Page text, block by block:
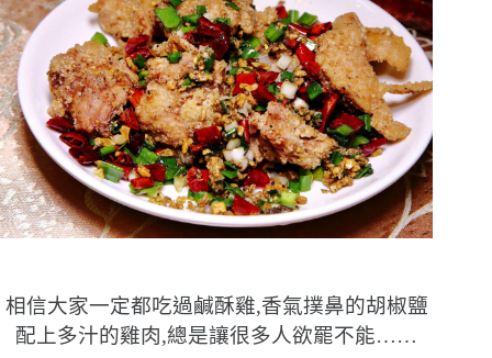
相信大家一定都吃過鹹酥雞,香氣撲鼻的胡椒鹽
配上多汁的雞肉,總是讓很多人欲罷不能……